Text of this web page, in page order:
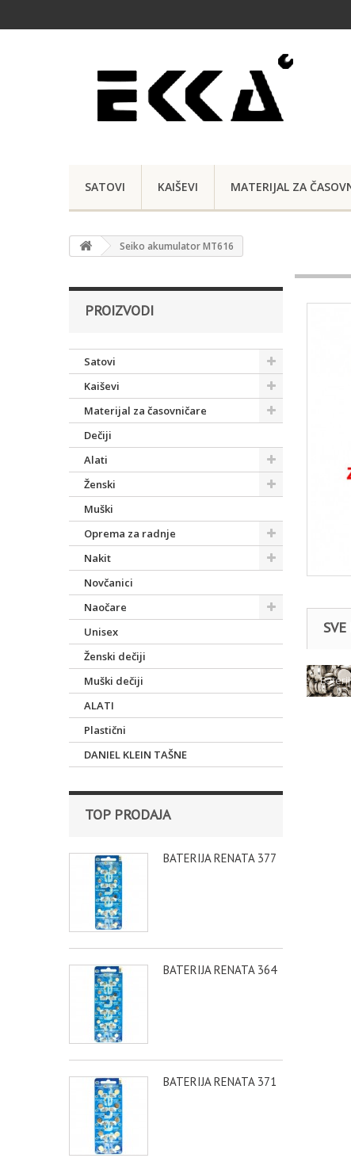
SATOVI KAIŠEVI MATERIJAL ZA
Seiko akumulator MT616
PROIZVODI
Satovi
Kaiševi
Materijal za časovničare
Dečiji
Alati
Ženski
Muški
Oprema za radnje
Nakit
Novčanici
Naočare
Unisex
Ženski dečiji
Muški dečiji
ALATI
Plastični
DANIEL KLEIN TAŠNE
TOP PRODAJA
BATERIJA RENATA 377
BATERIJA RENATA 364
BATERIJA RENATA 371
-